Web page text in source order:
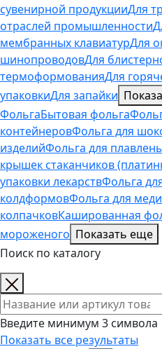
сувенирной продукцииДля
отраслей промышленности
мембранных клавиатурДля
шинопроводовДля
термоформованияДля
упаковкиДля запайки
ФольгаБытовая фольга
контейнеровФольга для
изделийФольга для
крышек стаканчиков
упаковки лекарствФольга
колдформовФольга для
колпачковКашированная
мороженого Показать еще
Поиск по каталогу
Поиск товаров
Введите минимум 3 символа
Показать все результаты